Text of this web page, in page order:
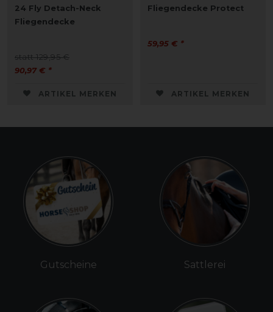
24 Fly Detach-Neck
Fliegendecke
statt 129,95 €
90,97 € *
ARTIKEL MERKEN
Fliegendecke Protect
59,95 € *
ARTIKEL MERKEN
Gutscheine Sattlerei